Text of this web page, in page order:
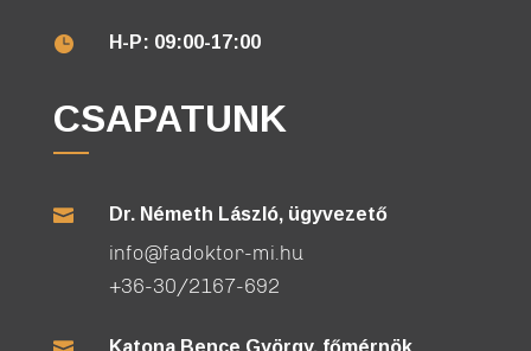
 H-P: 09:00-17:00
CSAPATUNK
 Dr. Németh László, ügyvezető
info@fadoktor-mi.hu
+36-30/2167-692
Katona Bence György, főmérnök